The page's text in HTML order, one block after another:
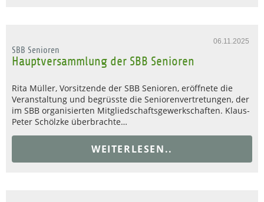
06.11.2025
SBB Senioren
Hauptversammlung der SBB Senioren
Rita Müller, Vorsitzende der SBB Senioren, eröffnete die
Veranstaltung und begrüsste die Seniorenvertretungen, der
im SBB organisierten Mitgliedschaftsgewerkschaften. Klaus-
Peter Schölzke überbrachte…
WEITERLESEN..